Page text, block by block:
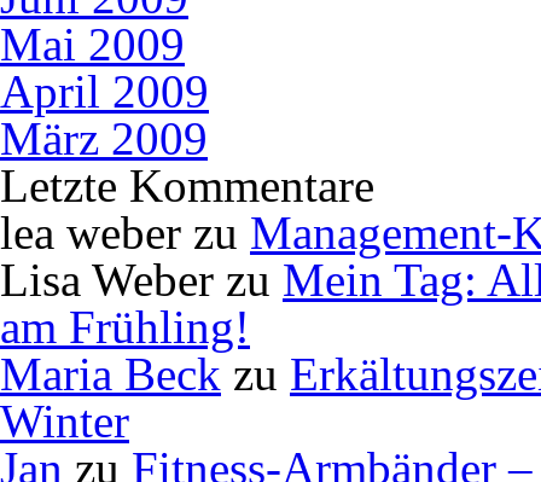
Mai 2009
April 2009
März 2009
Letzte Kommentare
lea weber zu Management-
Lisa Weber zu Mein Tag:
am Frühling!
Maria Beck zu
Winter
Jan zu Fitness-Armbänder